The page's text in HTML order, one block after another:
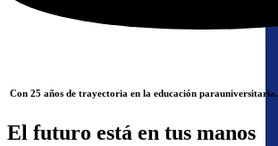
Con 25 años de trayectoria en la educación parauniversitaria.
El futuro está en tus manos